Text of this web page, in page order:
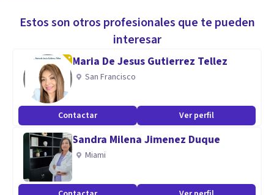
Estos son otros profesionales que te pueden
interesar
Maria De Jesus Gutierrez Tellez
San Francisco
Contactar Ver perfil
Sandra Milena Jimenez Duque
Miami